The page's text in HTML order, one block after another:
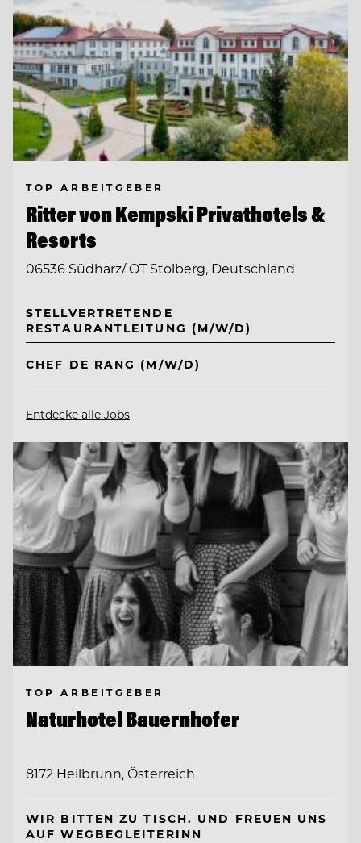
TOP ARBEITGEBER
Ritter von Kempski Privathotels &
Resorts
06536 Südharz/ OT Stolberg, Deutschland
STELLVERTRETENDE
RESTAURANTLEITUNG (M/W/D)
CHEF DE RANG (M/W/D)
Entdecke alle Jobs
TOP ARBEITGEBER
Naturhotel Bauernhofer
8172 Heilbrunn, Österreich
WIR BITTEN ZU TISCH. UND FREUEN UNS
AUF WEGBEGLEITERINN